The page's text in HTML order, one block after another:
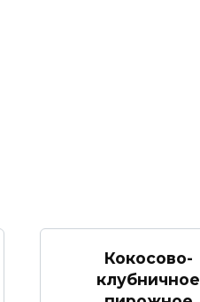
Кокосово-
клубничное